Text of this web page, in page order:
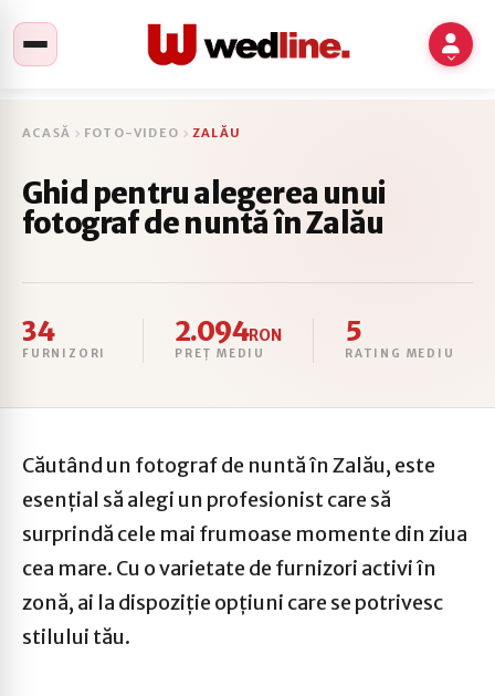
ACASĂ FOTO-VIDEO ZALĂU
Ghid pentru alegerea unui
fotograf de nuntă în Zalău
34
FURNIZORI
2.094RON
PREȚ MEDIU
5
RATING MEDIU
Căutând un fotograf de nuntă în Zalău, este
esențial să alegi un profesionist care să
surprindă cele mai frumoase momente din ziua
cea mare. Cu o varietate de furnizori activi în
zonă, ai la dispoziție opțiuni care se potrivesc
stilului tău.